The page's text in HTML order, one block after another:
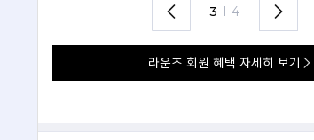
3 I 4
라운즈 회원 혜택 자세히 보기